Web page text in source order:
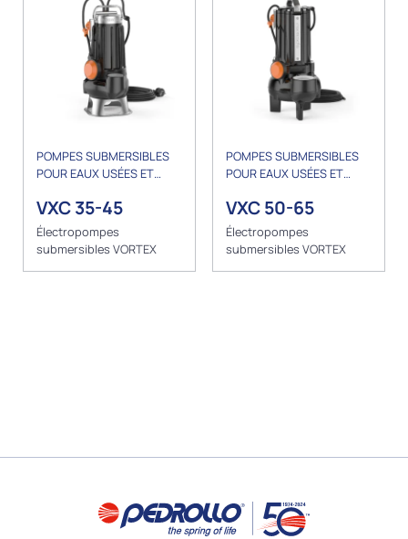
POMPES SUBMERSIBLES
POUR EAUX USÉES ET
VXC 35-45
Électropompes
submersibles VORTEX
POMPES SUBMERSIBLES
POUR EAUX USÉES ET
VXC 50-65
Électropompes
submersibles VORTEX